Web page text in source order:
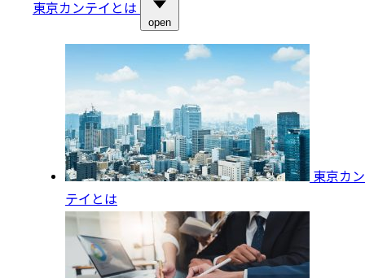
東京カンテイとは
open
東京カン
テイとは